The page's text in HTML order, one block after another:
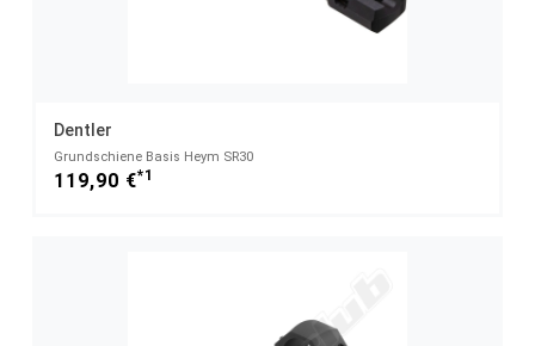
Dentler
Grundschiene Basis Heym SR30
119,90 €*1